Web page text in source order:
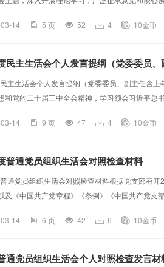
政治规矩方面。一是理论学习浮于表面。对党的
14 5 页 52 4 10金币
民主生活会个人发言提纲（党委委员、
主生活会个人发言提纲（党委委员、副主任含
和党的二十届三中全会精神，学习领会习近平总
平总书记视察天津时的重要讲话精神以及关于本
14 9 页 47 4 10金币
普通党员组织生活会对照检查材料
通党员组织生活会对照检查材料根据党支部召
及《中国共产党章程》《条例》《中国共产党支
在的主要问题及表现（一）围绕严守政治纪律和
14 6 页 42 6 10金币
通党员组织生活会个人对照检查发言材